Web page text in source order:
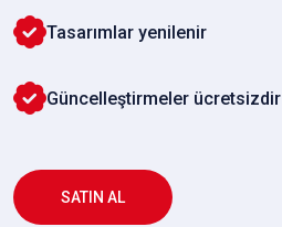
Tasarımlar yenilenir
Güncelleştirmeler ücretsizdir
SATIN AL